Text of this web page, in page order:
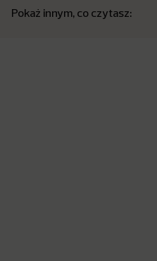
Pokaż innym, co czytasz: